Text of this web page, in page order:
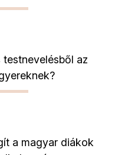
testnevelésből az
a magyar diákok